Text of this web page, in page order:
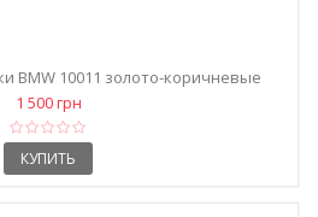
BMW 10011 золото-коричневые
1 500 грн
КУПИТЬ